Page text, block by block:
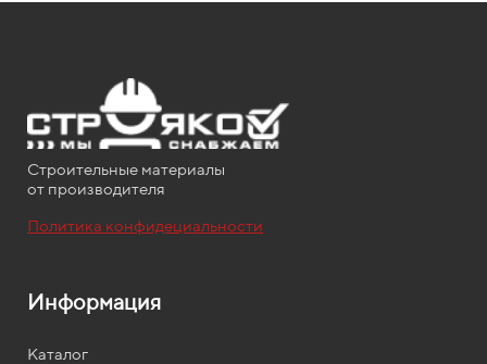
Строительные материалы
от производителя
Политика конфидециальности
Информация
Каталог